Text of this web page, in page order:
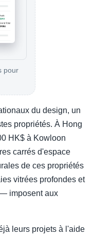
pour
du design, un
propriétés. À Hong
HK$ à Kowloon
carrés d'espace
de ces propriétés
vitrées profondes et
imposent aux
leurs projets à l'aide